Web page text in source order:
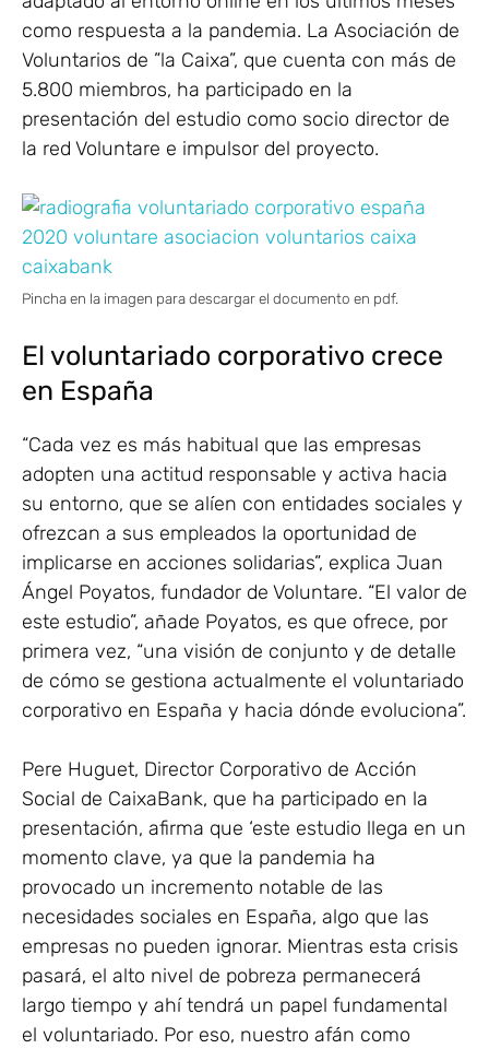
como respuesta a la pandemia. La Asociación de
Voluntarios de ”la Caixa”, que cuenta con más de
5.800 miembros, ha participado en la
presentación del estudio como socio director de
la red Voluntare e impulsor del proyecto.
Pincha en la imagen para descargar el documento en pdf.
El voluntariado corporativo crece
en España
“Cada vez es más habitual que las empresas
adopten una actitud responsable y activa hacia
su entorno, que se alíen con entidades sociales y
ofrezcan a sus empleados la oportunidad de
implicarse en acciones solidarias”, explica Juan
Ángel Poyatos, fundador de Voluntare. “El valor de
este estudio”, añade Poyatos, es que ofrece, por
primera vez, “una visión de conjunto y de detalle
de cómo se gestiona actualmente el voluntariado
corporativo en España y hacia dónde evoluciona”.
Pere Huguet, Director Corporativo de Acción
Social de CaixaBank, que ha participado en la
presentación, afirma que ‘este estudio llega en un
momento clave, ya que la pandemia ha
provocado un incremento notable de las
necesidades sociales en España, algo que las
empresas no pueden ignorar. Mientras esta crisis
pasará, el alto nivel de pobreza permanecerá
largo tiempo y ahí tendrá un papel fundamental
el voluntariado. Por eso, nuestro afán como